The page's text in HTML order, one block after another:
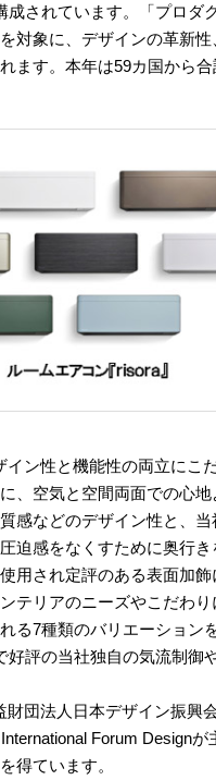
成されています。「プロダ
対象に、デザインの革新
ます。本年は59カ国から
イン性と機能性の両立に
、空気と空間両面での心
感などのデザイン性と、
迫感をなくすために奥行
用され定評のある表面加
テリアのニーズやこだわ
る7種類のバリエーション
好評の当社独自の気流制御
財団法人日本デザイン振
Forum Design
得ています。